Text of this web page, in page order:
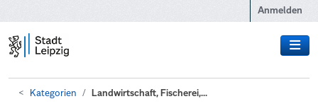
Anmelden
Kategorien Landwirtschaft, Fischerei,...